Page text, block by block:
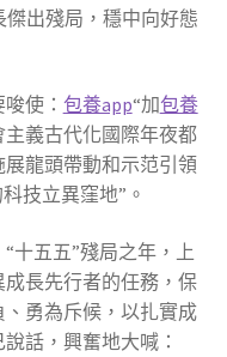
傑出殘局，穩中向好態
使： 包養app“加包養
義古代化國際年夜都
龍頭帶動和示范引領
技立異窪地”。
十五五”殘局之年，上
長先行者的任務，保
勇為斥候，以扎實成
話，興奮地大喊：